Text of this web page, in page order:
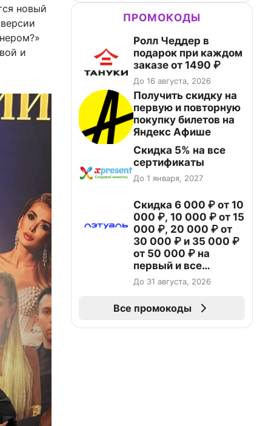
новый
и
ПРОМОКОДЫ
Ролл Чеддер в
подарок при каждом
заказе от 1490 ₽
До 16 августа, 2026
Получить скидку на
первую и повторную
покупку билетов на
Яндекс Афише
Скидка 5% на все
сертификаты
До 1 января, 2027
Скидка 6 000 ₽ от 10
000 ₽, 10 000 ₽ от 15
000 ₽, 20 000 ₽ от
30 000 ₽ и 35 000 ₽
от 50 000 ₽ на
первый и все
повторные заказы по
промокоду НАБЕРИ
До 31 августа, 2026
Все промокоды